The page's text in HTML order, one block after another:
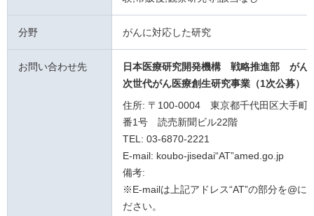
分野 がんに対応した研究
お問い合わせ先
日本医療研究開発機構 戦略推進部 がん
次世代がん医療創生研究事業（1次公募）
住所: 〒100-0004 東京都千代田区大手町
番1号 読売新聞ビル22階
TEL: 03-6870-2221
E-mail: koubo-jisedai“AT”amed.go.jp
備考:
※E-mailは上記アドレス“AT”の部分を@に
ださい。